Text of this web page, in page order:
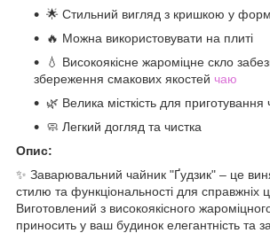
🌟 Стильний вигляд з кришкою у
🔥 Можна використовувати на плиті
💧 Високоякісне жароміцне скло
збереження смакових якостей чаю
🌿 Велика місткість для приготування
🧼 Легкий догляд та чистка
Опис:
✨ Заварювальний чайник "Ґудзик" – це
стилю та функціональності для справжніх
Виготовлений з високоякісного
приносить у ваш будинок елегантність та